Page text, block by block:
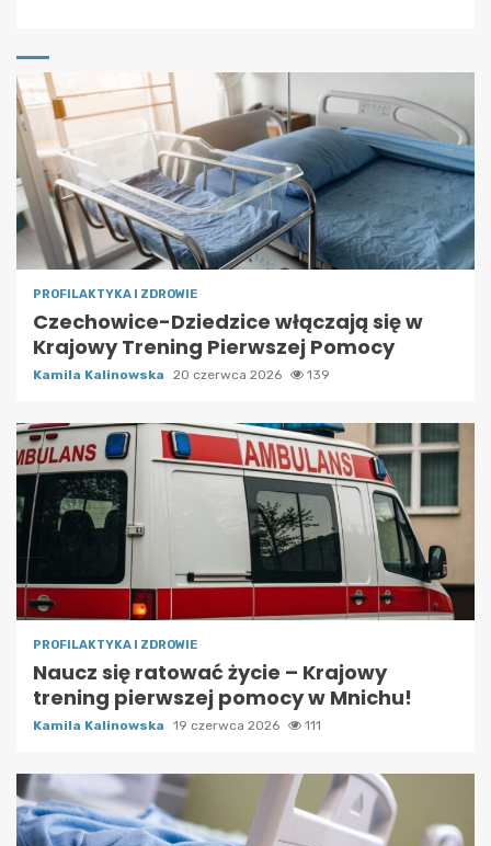
PROFILAKTYKA I ZDROWIE
Czechowice-Dziedzice włączają się w
Krajowy Trening Pierwszej Pomocy
Kamila Kalinowska 20 czerwca 2026 139
PROFILAKTYKA I ZDROWIE
Naucz się ratować życie – Krajowy
trening pierwszej pomocy w Mnichu!
Kamila Kalinowska 19 czerwca 2026 111